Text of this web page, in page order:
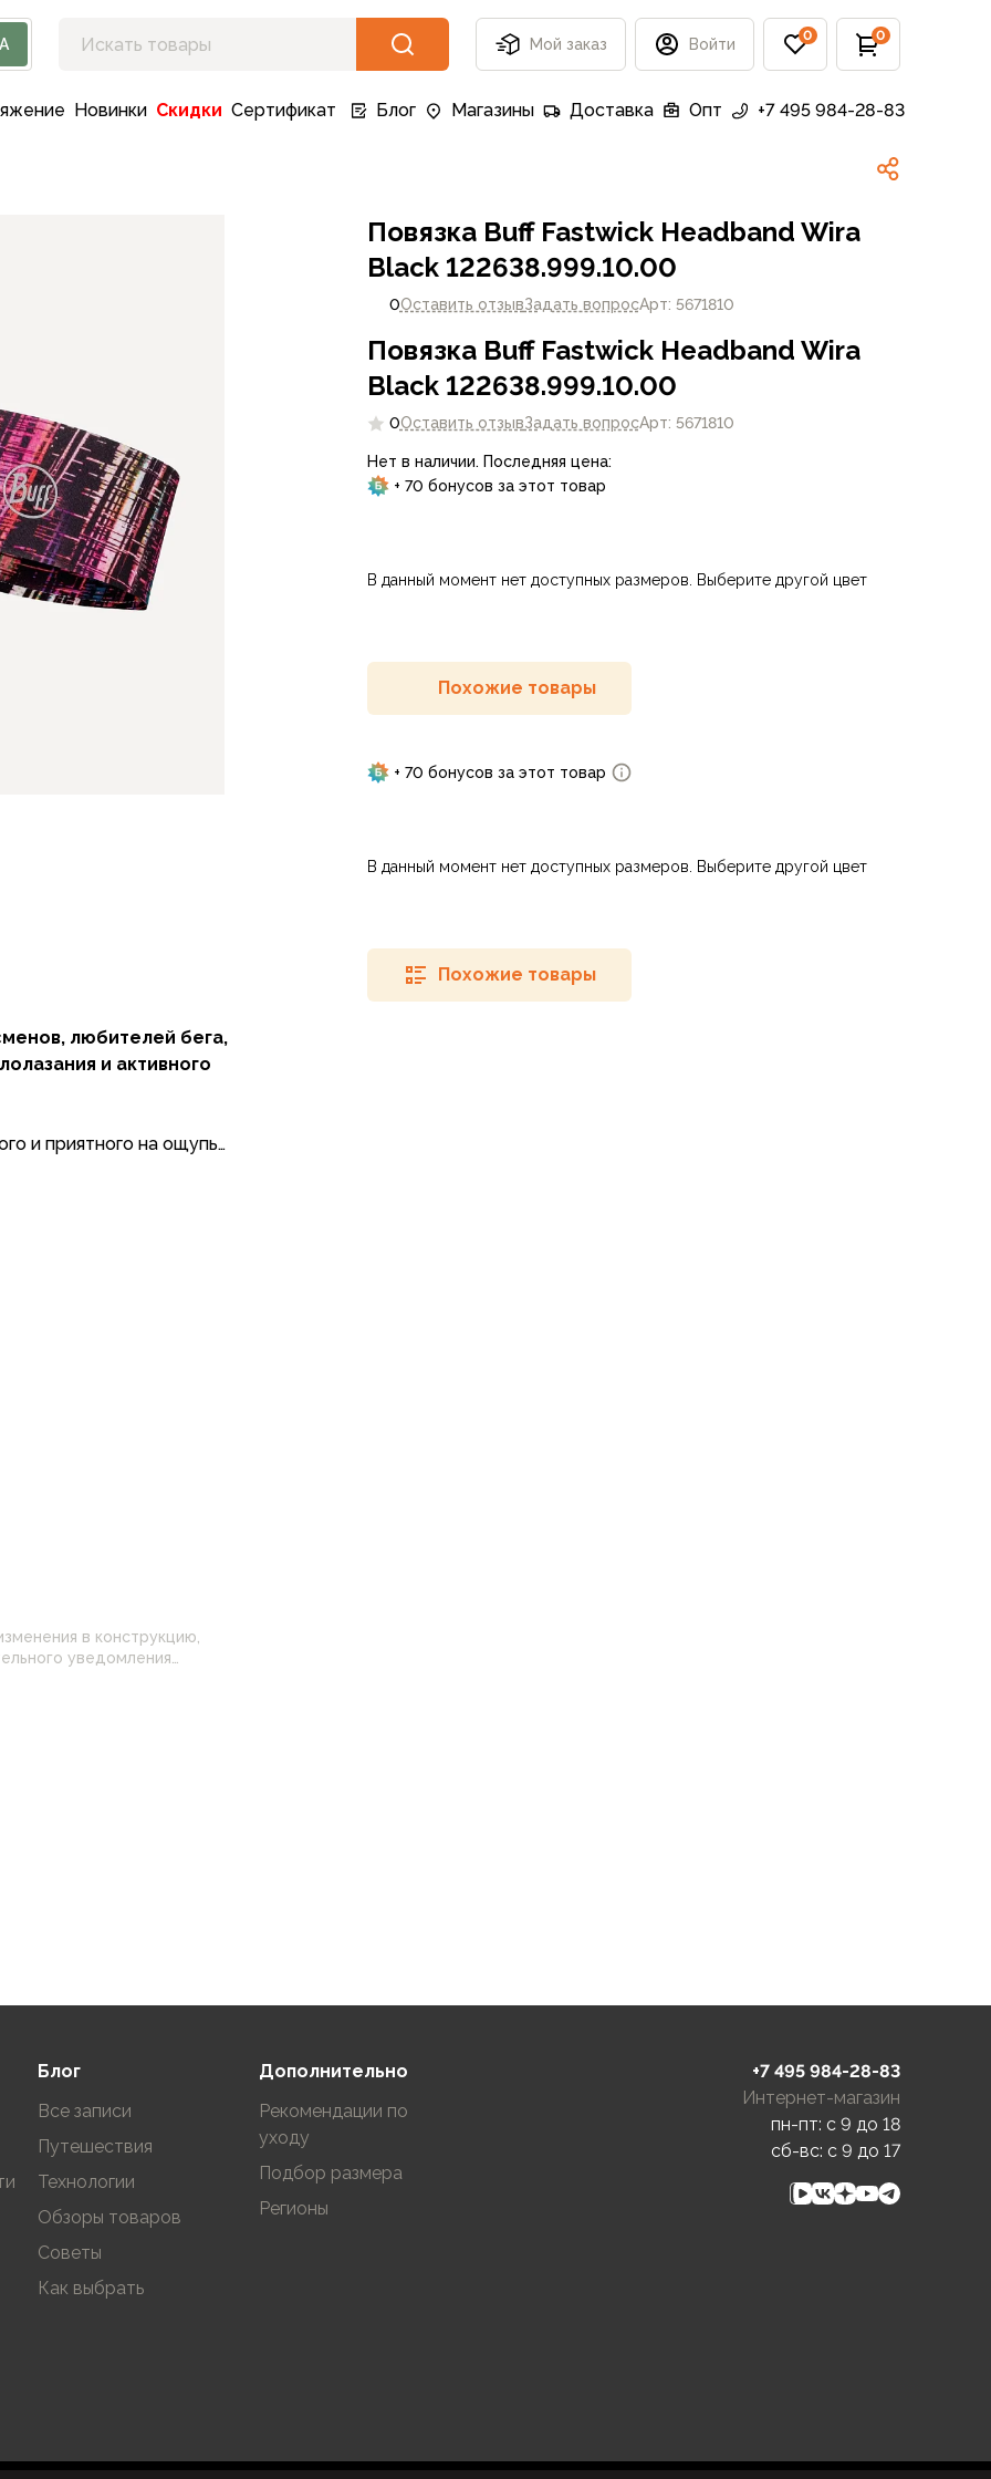
Мой заказ Войти 0 0
Новинки Скидки Сертификат Блог Магазины Доставка Опт +7 495 984-28-83
любителей бега,
и активного
и приятного на ощупь
раздражения кожи и
Светоотражающие
в конструкцию,
Нет в наличии. Последняя цена:
+ 70 бонусов за этот товар
Повязка Buff Fastwick Headband Wira
Black 122638.999.10.00
В данный момент нет доступных размеров. Выберите другой цвет
0Оставить отзывЗадать вопросАрт: 5671810
Похожие товары
+ 70 бонусов за этот товар
Повязка Buff Fastwick Headband Wira
Black 122638.999.10.00
В данный момент нет доступных размеров. Выберите другой цвет
0Оставить отзывЗадать вопросАрт: 5671810
Похожие товары
Блог
Все записи
Путешествия
Технологии
Обзоры товаров
Советы
Как выбрать
Дополнительно
Рекомендации по
уходу
Подбор размера
Регионы
+7 495 984-28-83
Интернет-магазин
пн-пт: c 9 до 18
сб-вс: c 9 до 17